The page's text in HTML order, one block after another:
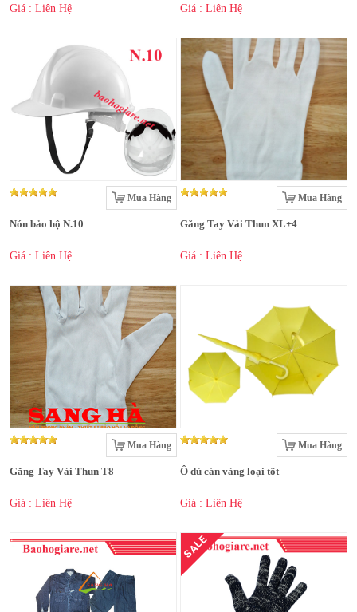
Giá : Liên Hệ
Giá : Liên Hệ
Mua Hàng
Nón bảo hộ N.10
Giá : Liên Hệ
Mua Hàng
Găng Tay Vải Thun XL+4
Giá : Liên Hệ
Mua Hàng
Găng Tay Vải Thun T8
Giá : Liên Hệ
Mua Hàng
Ô dù cán vàng loại tốt
Giá : Liên Hệ
SALE